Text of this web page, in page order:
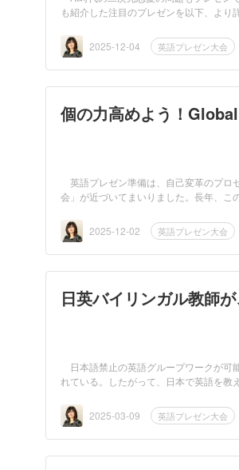
も紹介した注目のプレゼンを以下、より
2025-12-04
英語プレゼン大会
個の力高めよう！
英語プレゼン準備は、自己変革のプ
会」が近づいてまいりました。長年、
2025-12-02
英語プレゼン大会
日英バイリンガル教師
日本語禁止の英語グループワークが
れている。したがって、日本で英語を教
2025-03-09
英語プレゼン大会